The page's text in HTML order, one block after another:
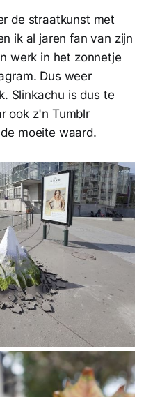
de straatkunst met
ik al jaren fan van zijn
werk in het zonnetje
Dus weer
Slinkachu is dus te
ook z'n Tumblr
moeite waard.